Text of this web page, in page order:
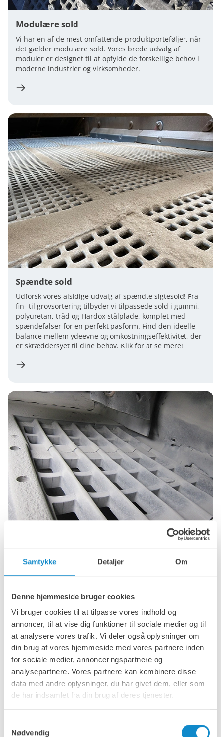
Samtykke Detaljer Om
Denne hjemmeside bruger cookies
Vi bruger cookies til at tilpasse vores indhold og
annoncer, til at vise dig funktioner til sociale medier og til
at analysere vores trafik. Vi deler også oplysninger om
din brug af vores hjemmeside med vores partnere inden
for sociale medier, annonceringspartnere og
analysepartnere. Vores partnere kan kombinere disse
data med andre oplysninger, du har givet dem, eller som
de har indsamlet fra din brug af deres tjenester.
Nødvendig
Modulære sold
Vi har en af de mest omfattende produktporteføljer, når
det gælder modulære sold. Vores brede udvalg af
moduler er designet til at opfylde de forskellige behov i
moderne industrier og virksomheder.
Spændte sold
Udforsk vores alsidige udvalg af spændte sigtesold! Fra
fin- til grovsortering tilbyder vi tilpassede sold i gummi,
polyuretan, tråd og Hardox-stålplade, komplet med
spændefalser for en perfekt pasform. Find den ideelle
balance mellem ydeevne og omkostningseffektivitet, der
er skræddersyet til dine behov. Klik for at se mere!
Soldpaneler
Vores udvalg af paneler omfatter et komplet sortiment af
selvbærende sigtepaneler og paneler understøttet af
underliggende konstruktioner. Klik her for at læse mere.